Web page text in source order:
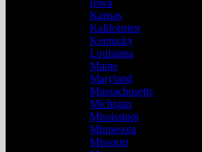
Iowa
Kansas
Kalifornien
Kentucky
Louisiana
Maine
Maryland
Massachusetts
Michigan
Mississippi
Minnesota
Missouri